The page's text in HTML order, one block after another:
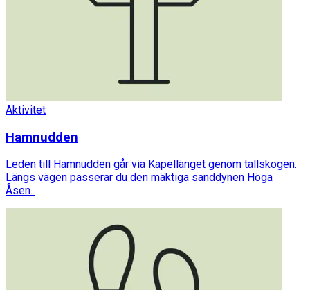
Aktivitet
Hamnudden
Leden till Hamnudden går via Kapellänget genom tallskogen.
Längs vägen passerar du den mäktiga sanddynen Höga
Åsen.